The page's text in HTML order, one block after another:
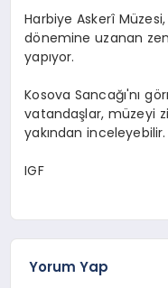
Harbiye Askerî
dönemine uzanan
yapıyor.
Kosova Sancağı'nı
vatandaşlar, müzeyi
yakından inceleyebilir.
IGF
Yorum Yap